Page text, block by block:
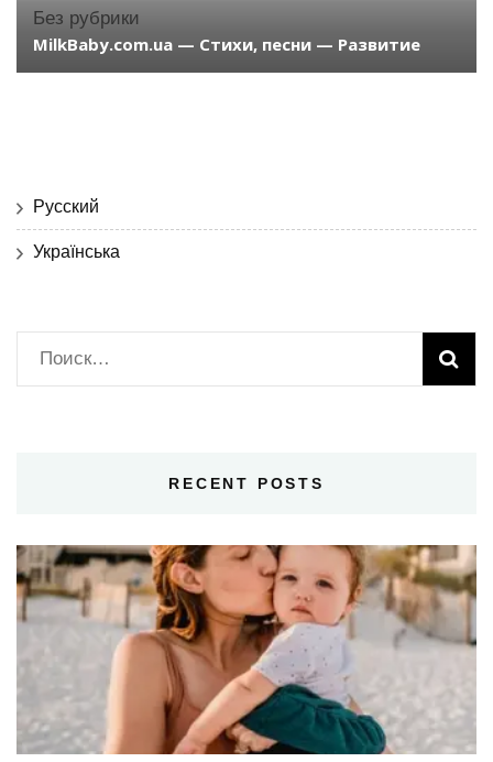
Без рубрики
MilkBaby.com.ua — Стихи, песни — Развитие
Русский
Українська
Найти:
RECENT POSTS